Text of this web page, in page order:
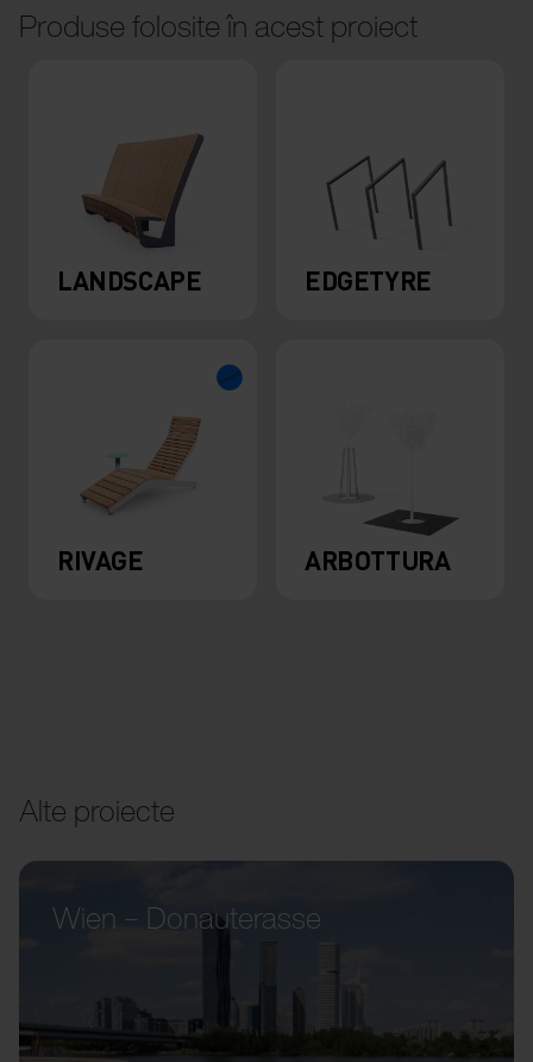
Produse folosite în acest proiect
LANDSCAPE EDGETYRE
RIVAGE ARBOTTURA
Alte proiecte
Wien – Donauterasse